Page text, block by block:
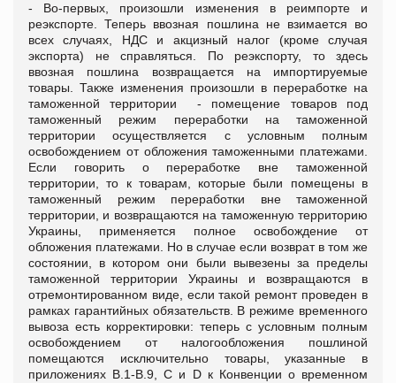
- Во-первых, произошли изменения в реимпорте и
реэкспорте. Теперь ввозная пошлина не взимается во
всех случаях, НДС и акцизный налог (кроме случая
экспорта) не справляться. По реэкспорту, то здесь
ввозная пошлина возвращается на импортируемые
товары. Также изменения произошли в переработке на
таможенной территории - помещение товаров под
таможенный режим переработки на таможенной
территории осуществляется с условным полным
освобождением от обложения таможенными платежами.
Если говорить о переработке вне таможенной
территории, то к товарам, которые были помещены в
таможенный режим переработки вне таможенной
территории, и возвращаются на таможенную территорию
Украины, применяется полное освобождение от
обложения платежами. Но в случае если возврат в том же
состоянии, в котором они были вывезены за пределы
таможенной территории Украины и возвращаются в
отремонтированном виде, если такой ремонт проведен в
рамках гарантийных обязательств. В режиме временного
вывоза есть корректировки: теперь с условным полным
освобождением от налогообложения пошлиной
помещаются исключительно товары, указанные в
приложениях В.1-В.9, С и D к Конвенции о временном